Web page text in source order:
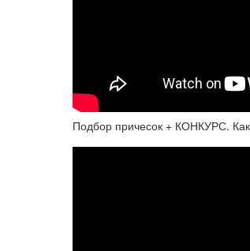
Подбор причесок + КОНКУРС.